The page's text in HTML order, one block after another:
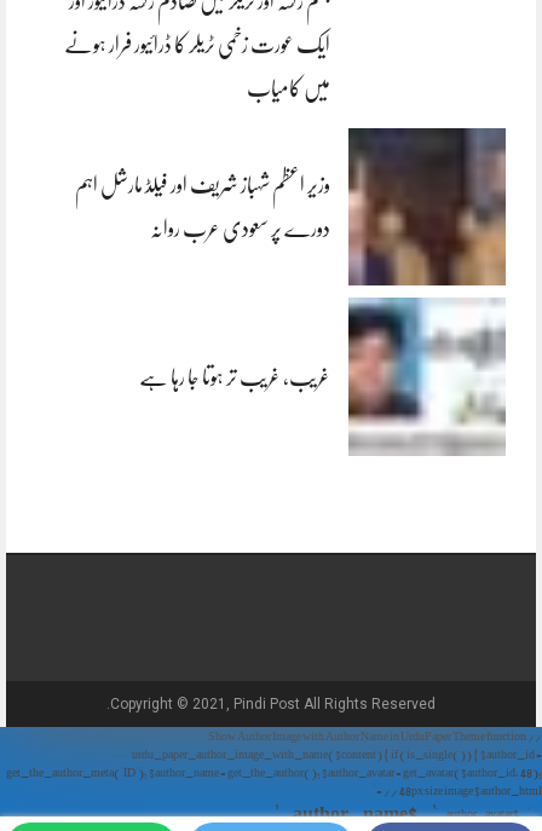
ایک عورت زخمی ٹریلر کا ڈرائیور فرار ہونے
میں کامیاب
وزیر اعظم شہباز شریف اور فیلڈ مارشل اہم
دورے پر سعودی عرب روانہ
غریب، غریب تر ہوتا جا رہا ہے
Copyright © 2021, Pindi Post All Rights Reserved.
// Show Author Image with Author Name in UrduPaper Theme function
urdu_paper_author_image_with_name($content) { if (is_single()) { $author_id =
get_the_author_meta('ID'); $author_name = get_the_author(); $author_avatar = get_avatar($author_id, 48);
// 48px size image $author_html = '
' . $author_avatar . '
' . $author_name . '